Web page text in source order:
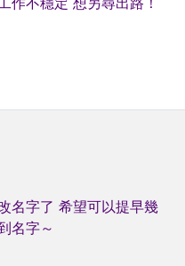
名字了 希望可以提早幾
名字～